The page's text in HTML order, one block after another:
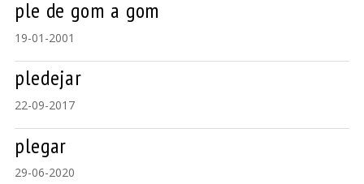
ple de gom a gom
19-01-2001
pledejar
22-09-2017
plegar
29-06-2020